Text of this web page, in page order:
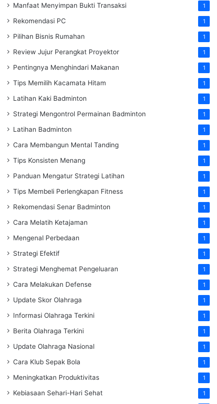
Manfaat Menyimpan Bukti Transaksi 1
Rekomendasi PC 1
Pilihan Bisnis Rumahan 1
Review Jujur Perangkat Proyektor 1
Pentingnya Menghindari Makanan 1
Tips Memilih Kacamata Hitam 1
Latihan Kaki Badminton 1
Strategi Mengontrol Permainan Badminton 1
Latihan Badminton 1
Cara Membangun Mental Tanding 1
Tips Konsisten Menang 1
Panduan Mengatur Strategi Latihan 1
Tips Membeli Perlengkapan Fitness 1
Rekomendasi Senar Badminton 1
Cara Melatih Ketajaman 1
Mengenal Perbedaan 1
Strategi Efektif 1
Strategi Menghemat Pengeluaran 1
Cara Melakukan Defense 1
Update Skor Olahraga 1
Informasi Olahraga Terkini 1
Berita Olahraga Terkini 1
Update Olahraga Nasional 1
Cara Klub Sepak Bola 1
Meningkatkan Produktivitas 1
Kebiasaan Sehari-Hari Sehat 1